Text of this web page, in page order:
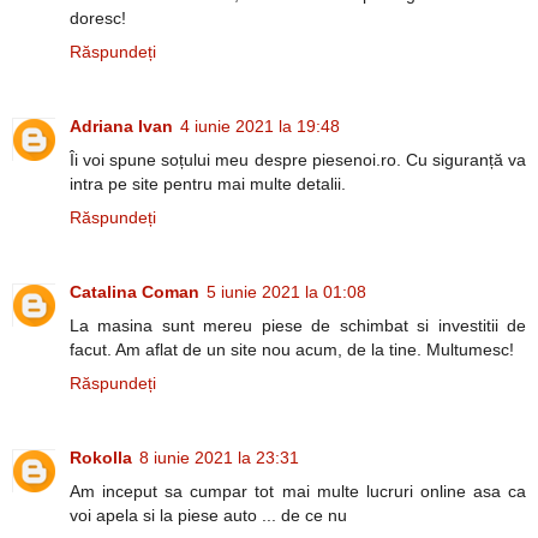
doresc!
Răspundeți
Adriana Ivan 4 iunie 2021 la 19:48
Îi voi spune soțului meu despre piesenoi.ro. Cu siguranță va
intra pe site pentru mai multe detalii.
Răspundeți
Catalina Coman 5 iunie 2021 la 01:08
La masina sunt mereu piese de schimbat si investitii de
facut. Am aflat de un site nou acum, de la tine. Multumesc!
Răspundeți
Rokolla 8 iunie 2021 la 23:31
Am inceput sa cumpar tot mai multe lucruri online asa ca
voi apela si la piese auto ... de ce nu